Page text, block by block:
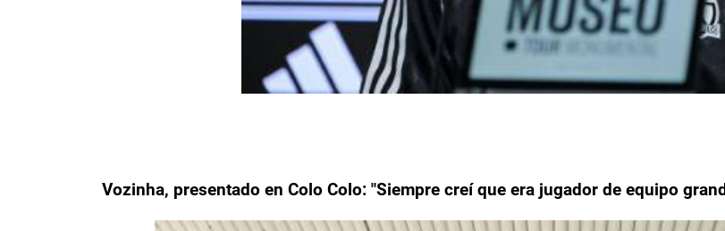
Vozinha, presentado en Colo Colo: "Siempre creí que era jugador de equipo